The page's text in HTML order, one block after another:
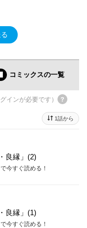
コミックスの一覧
インが必要です）
1話から
良縁」(2)
で今すぐ読める！
良縁」(1)
で今すぐ読める！